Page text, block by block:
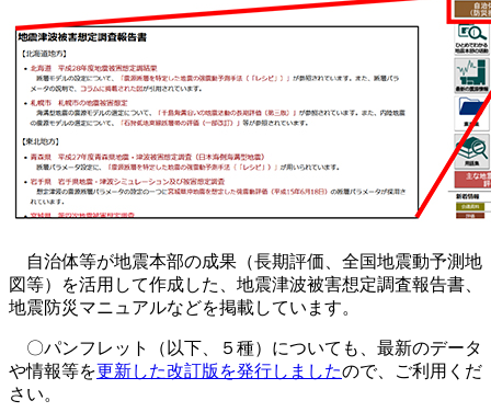
自治体等が地震本部の成果（長期評価、全国地震動予測地
図等）を活用して作成した、地震津波被害想定調査報告書、
地震防災マニュアルなどを掲載しています。
〇パンフレット（以下、５種）についても、最新のデータ
や情報等を更新した改訂版を発行しましたので、ご利用くだ
さい。